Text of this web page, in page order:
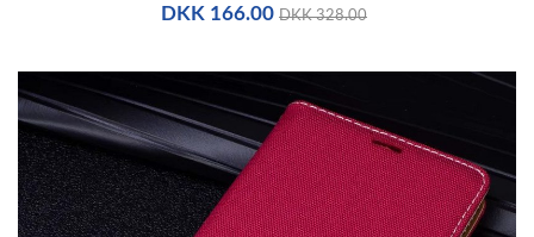
DKK 166.00 DKK 328.00